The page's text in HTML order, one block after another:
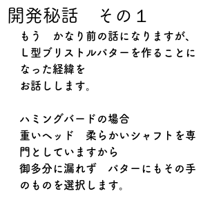
開発秘話 その１
もう　かなり前の話になりますが、
Ｌ型ブリストルパターを作ることに
なった経緯を
お話しします。
ハミングバードの場合
重いヘッド　柔らかいシャフトを専
門としていますから
御多分に漏れず　パターにもその手
のものを選択します。